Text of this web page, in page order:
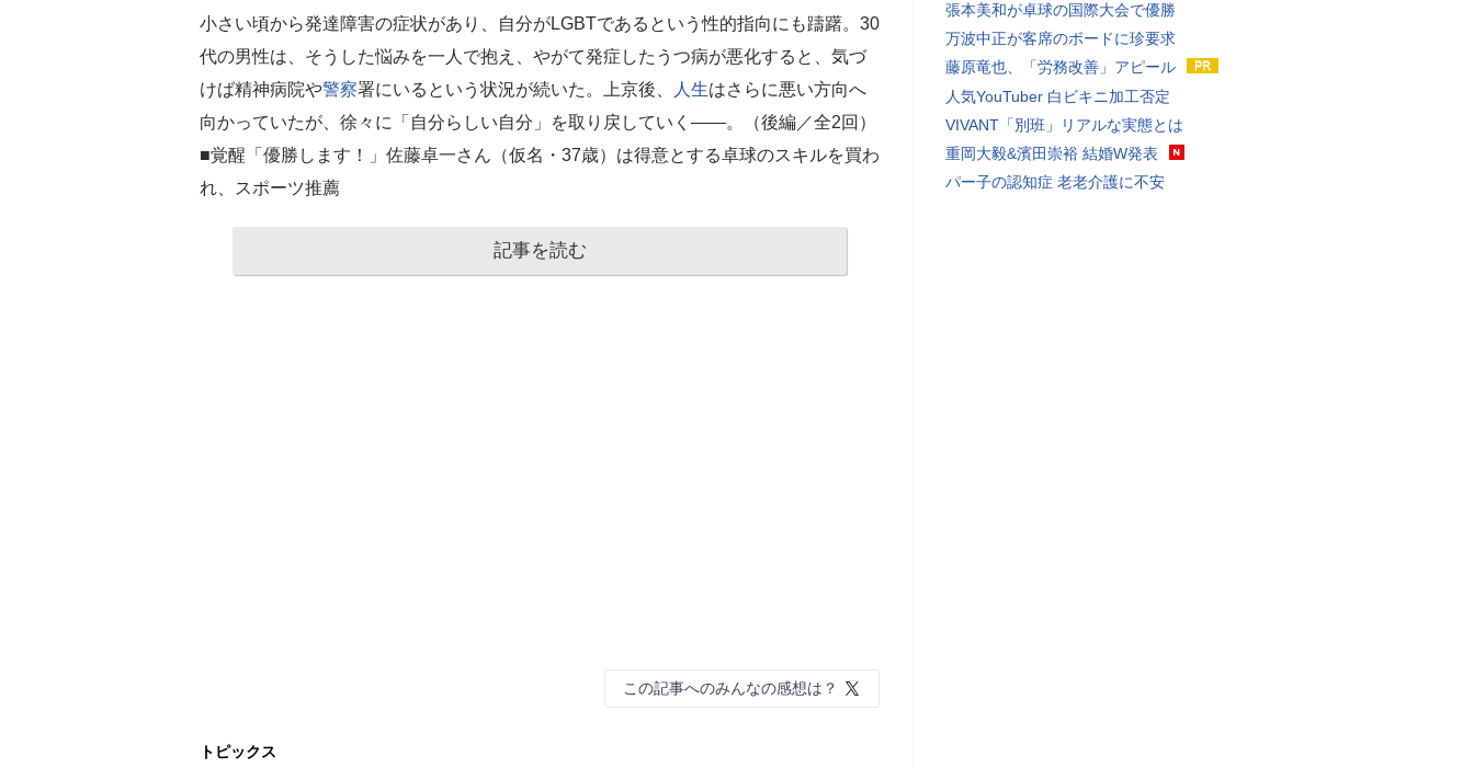
小さい頃から発達障害の症状があり、自分がLGBTであるという性的指向にも躊躇。30
代の男性は、そうした悩みを一人で抱え、やがて発症したうつ病が悪化すると、気づ
けば精神病院や警察署にいるという状況が続いた。上京後、 人生はさらに悪い方向へ
向かっていたが、徐々に「自分らしい自分」を取り戻していく――。（後編／全2回）
■覚醒「優勝します！」佐藤卓一さん（仮名・37歳）は得意とする卓球のスキルを買わ
れ、スポーツ推薦
記事を読む
この記事へのみんなの感想は？
トピックス
張本美和が卓球の国際大会で優勝
万波中正が客席のボードに珍要求
藤原竜也、「労務改善」アピール
人気YouTuber 白ビキニ加工否定
VIVANT「別班」リアルな実態とは
重岡大毅&濱田崇裕 結婚W発表
パー子の認知症 老老介護に不安